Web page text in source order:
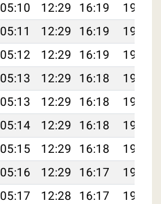
05:10 12:29 16:19
19:38
05:11 12:29 16:19
19:37
05:12 12:29 16:19
19:36
05:13 12:29 16:18
19:35
05:13 12:29 16:18
19:34
05:14 12:29 16:18
19:33
05:15 12:29 16:18
19:32
05:16 12:29 16:17
19:31
05:17 12:28 16:17
19:30